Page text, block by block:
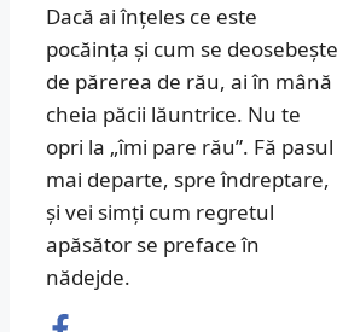
Dacă ai înțeles ce este
pocăința și cum se deosebește
de părerea de rău, ai în mână
cheia păcii lăuntrice. Nu te
opri la „îmi pare rău”. Fă pasul
mai departe, spre îndreptare,
și vei simți cum regretul
apăsător se preface în
nădejde.